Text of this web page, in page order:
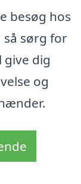
besøg hos
så sørg for
dig
og